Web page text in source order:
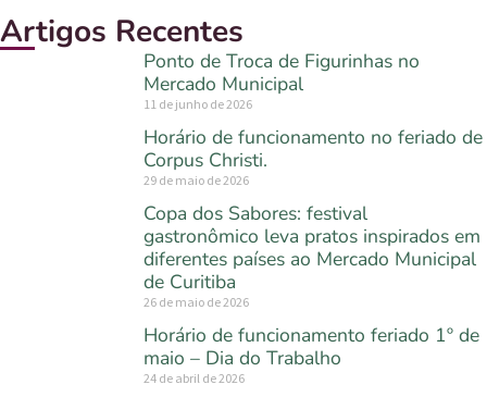
Artigos Recentes
Ponto de Troca de Figurinhas no
Mercado Municipal
11 de junho de 2026
Horário de funcionamento no feriado de
Corpus Christi.
29 de maio de 2026
Copa dos Sabores: festival
gastronômico leva pratos inspirados em
diferentes países ao Mercado Municipal
de Curitiba
26 de maio de 2026
Horário de funcionamento feriado 1º de
maio – Dia do Trabalho
24 de abril de 2026